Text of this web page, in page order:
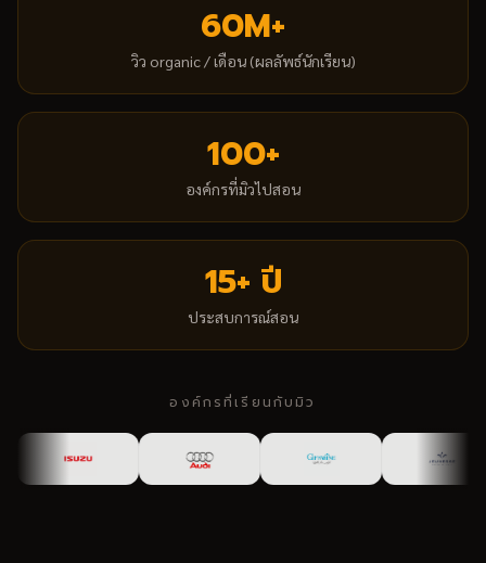
60M+
วิว organic / เดือน (ผลลัพธ์นักเรียน)
100+
องค์กรที่มิวไปสอน
15+ ปี
ประสบการณ์สอน
องค์กรที่เรียนกับมิว